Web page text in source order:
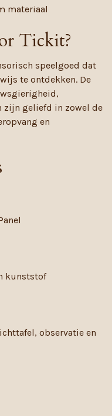
materiaal
Tickit?
speelgoed dat
te ontdekken. De
zijn geliefd in zowel de
en
kunststof
observatie en